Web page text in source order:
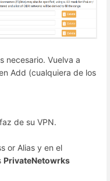
necesario. Vuelva a
Add (cualquiera de los
de su VPN.
or Alias y en el
PrivateNetowrks